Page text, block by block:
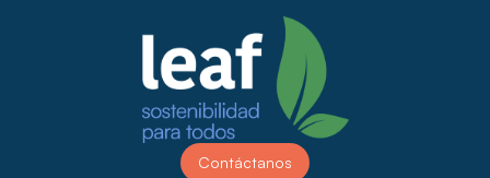
Contáctanos